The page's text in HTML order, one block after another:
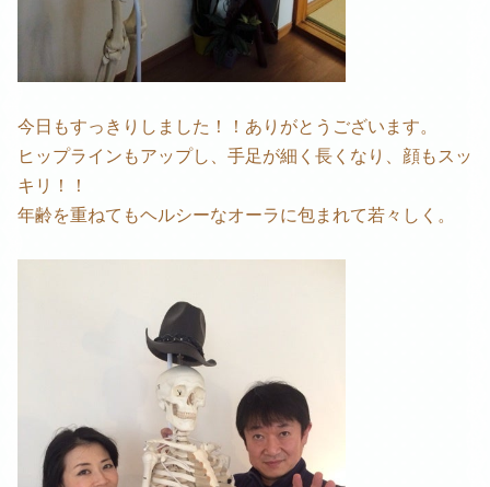
今日もすっきりしました！！ありがとうございます。
ヒップラインもアップし、手足が細く長くなり、顔もスッ
キリ！！
年齢を重ねてもヘルシーなオーラに包まれて若々しく。